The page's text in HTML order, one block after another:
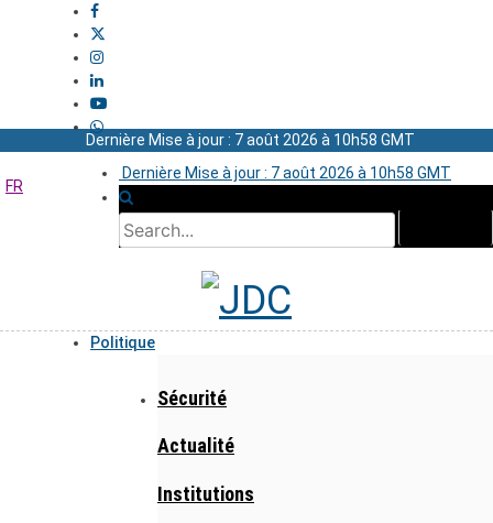
Dernière Mise à jour : 7 août 2026 à 10h58 GMT
Dernière Mise à jour : 7 août 2026 à 10h58 GMT
FR
Politique
Sécurité
Actualité
Institutions